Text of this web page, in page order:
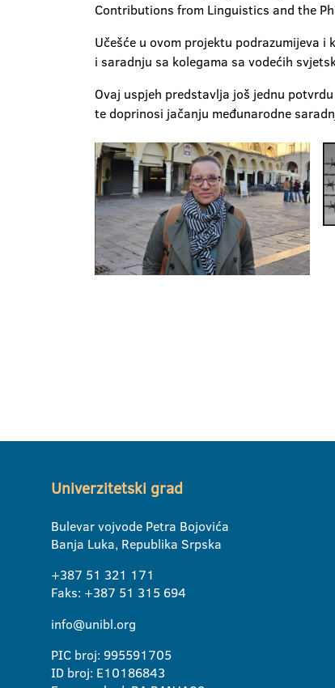
Contributions from Linguistics and the
Učešće u ovom projektu podrazumijeva
i saradnju sa kolegama sa vodećih
Ovaj uspjeh predstavlja još jednu
te doprinosi jačanju međunarodne
Univerzitetski grad
Bulevar vojvode Petra Bojovića
Banja Luka, Republika Srpska
+387 51 321 171
Faks: +387 51 315 694
info@unibl.org
PIC broj: 995591705
ID broj: E10186843